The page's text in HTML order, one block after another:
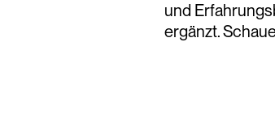
und
ergänzt.